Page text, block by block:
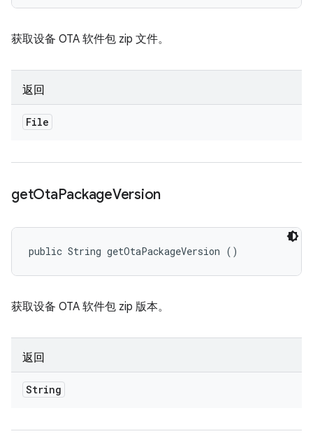
获取设备 OTA 软件包 zip 文件。
返回
File
getOtaPackageVersion
public String getOtaPackageVersion ()
获取设备 OTA 软件包 zip 版本。
返回
String